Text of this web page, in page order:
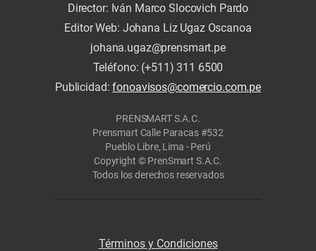
Director: Iván Marco Slocovich Pardo
Editor Web: Johana Liz Ugaz Oscanoa
johana.ugaz@prensmart.pe
Teléfono: (+511) 311 6500
Publicidad:fonoavisos@comercio.com.pe
PRENSMART S.A.C.
Prensmart Calle Paracas #532
Pueblo Libre, Lima - Perú
Copyright © PrenSmart S.A.C.
Todos los derechos reservados
Términos y Condiciones